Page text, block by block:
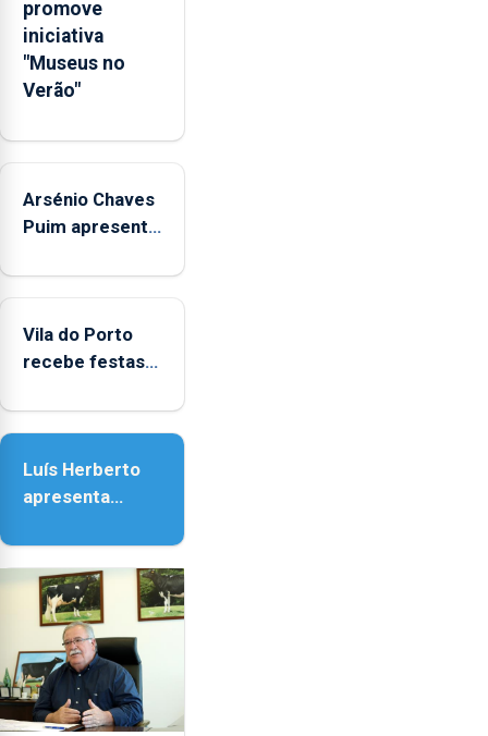
junto
das
crianças
promove
iniciativa
"Museus no
Verão"
Arsénio Chaves
Puim apresenta
Biblioteca de
Vila do Porto
recebe festas
Nossa Senhora
Luís Herberto
apresenta
Paisagem’